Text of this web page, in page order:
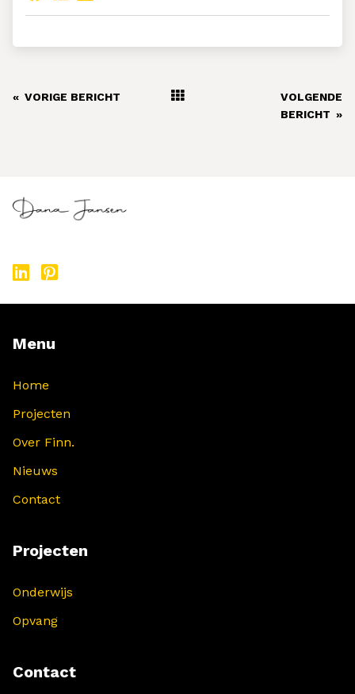
« VORIGE BERICHT
VOLGENDE
BERICHT »
Menu
Home
Projecten
Over Finn.
Nieuws
Contact
Projecten
Onderwijs
Opvang
Contact